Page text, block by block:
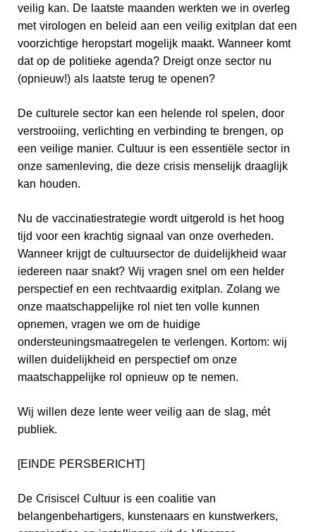
veilig kan. De laatste maanden werkten we in overleg
met virologen en beleid aan een veilig exitplan dat een
voorzichtige heropstart mogelijk maakt. Wanneer komt
dat op de politieke agenda? Dreigt onze sector nu
(opnieuw!) als laatste terug te openen?
De culturele sector kan een helende rol spelen, door
verstrooiing, verlichting en verbinding te brengen, op
een veilige manier. Cultuur is een essentiële sector in
onze samenleving, die deze crisis menselijk draaglijk
kan houden.
Nu de vaccinatiestrategie wordt uitgerold is het hoog
tijd voor een krachtig signaal van onze overheden.
Wanneer krijgt de cultuursector de duidelijkheid waar
iedereen naar snakt? Wij vragen snel om een helder
perspectief en een rechtvaardig exitplan. Zolang we
onze maatschappelijke rol niet ten volle kunnen
opnemen, vragen we om de huidige
ondersteuningsmaatregelen te verlengen. Kortom: wij
willen duidelijkheid en perspectief om onze
maatschappelijke rol opnieuw op te nemen.
Wij willen deze lente weer veilig aan de slag, mét
publiek.
[EINDE PERSBERICHT]
De Crisiscel Cultuur is een coalitie van
belangenbehartigers, kunstenaars en kunstwerkers,